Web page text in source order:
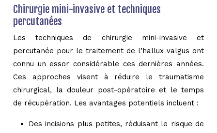
Chirurgie mini-invasive et techniques
percutanées
Les techniques de chirurgie mini-invasive et
percutanée pour le traitement de l’hallux valgus ont
connu un essor considérable ces dernières années.
Ces approches visent à réduire le traumatisme
chirurgical, la douleur post-opératoire et le temps
de récupération. Les avantages potentiels incluent :
Des incisions plus petites, réduisant le risque de